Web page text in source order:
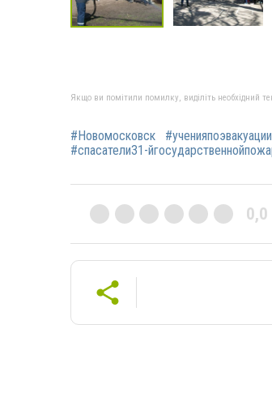
Якщо ви помітили помилку, виділіть необхідний
#Новомосковск
#спасатели31-
0,0